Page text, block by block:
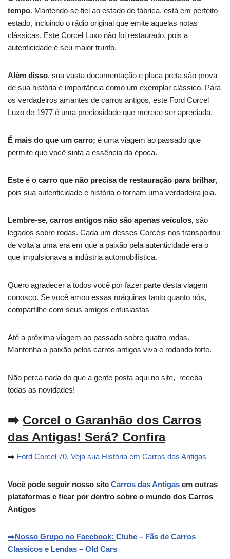
tempo. Mantendo-se fiel ao estado de fábrica, está em perfeito
estado, incluindo o rádio original que emite aquelas notas
clássicas. Este Corcel Luxo não foi restaurado, pois a
autenticidade é seu maior trunfo.
Além disso, sua vasta documentação e placa preta são prova
de sua história e importância como um exemplar clássico. Para
os verdadeiros amantes de carros antigos, este Ford Corcel
Luxo de 1977 é uma preciosidade que merece ser apreciada.
É mais do que um carro; é uma viagem ao passado que
permite que você sinta a essência da época.
Este é o carro que não precisa de restauração para brilhar,
pois sua autenticidade e história o tornam uma verdadeira joia.
Lembre-se, carros antigos não são apenas veículos, são
legados sobre rodas. Cada um desses Corcéis nos transportou
de volta a uma era em que a paixão pela autenticidade era o
que impulsionava a indústria automobilística.
Quero agradecer a todos você por fazer parte desta viagem
conosco. Se você amou essas máquinas tanto quanto nós,
compartilhe com seus amigos entusiastas
Até a próxima viagem ao passado sobre quatro rodas.
Mantenha a paixão pelos carros antigos viva e rodando forte.
Não perca nada do que a gente posta aqui no site, receba
todas as novidades!
➡️ Corcel o Garanhão dos Carros
das Antigas! Será? Confira
➡️ Ford Corcel 70, Veja sua História em Carros das Antigas
Você pode seguir nosso site Carros das Antigas em outras
plataformas e ficar por dentro sobre o mundo dos Carros
Antigos
➡️Nosso Grupo no Facebook: Clube – Fãs de Carros
Classicos e Lendas – Old Cars